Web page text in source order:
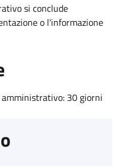
si conclude
o l'informazione
30 giorni